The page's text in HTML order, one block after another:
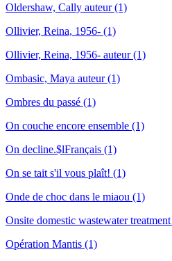
Oldershaw, Cally auteur (1)
Ollivier, Reina, 1956- (1)
Ollivier, Reina, 1956- auteur (1)
Ombasic, Maya auteur (1)
Ombres du passé (1)
On couche encore ensemble (1)
On decline.$lFrançais (1)
On se tait s'il vous plaît! (1)
Onde de choc dans le miaou (1)
Onsite domestic wastewater
Opération Mantis (1)